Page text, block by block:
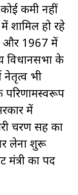
कमी नहीं
शामिल हो रहे
और 1967 में
विधानसभा के
नेतृत्व भी
परिणामस्वरूप
में
चरण सिंह का
लेना शुरू
मंत्री का पद